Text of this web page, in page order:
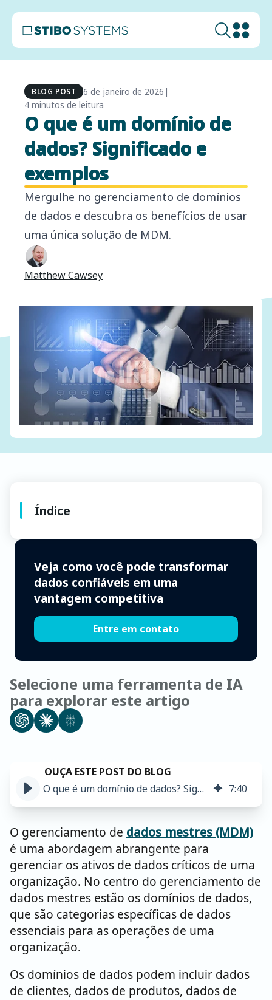
BLOG POST 6 de janeiro de 2026 |
4 minutos de leitura
O que é um domínio de
dados? Significado e
exemplos
Mergulhe no gerenciamento de domínios
de dados e descubra os benefícios de usar
uma única solução de MDM.
Matthew Cawsey
Índice
Veja como você pode transformar
dados confiáveis em uma
vantagem competitiva
Entre em contato
Selecione uma ferramenta de IA
para explorar este artigo
O que é um domínio de dados? Significado e exemplos ➤ 7:40
O gerenciamento de dados mestres (MDM)
é uma abordagem abrangente para
gerenciar os ativos de dados críticos de uma
organização. No centro do gerenciamento de
dados mestres estão os domínios de dados,
que são categorias específicas de dados
essenciais para as operações de uma
organização.
Os domínios de dados podem incluir dados
de clientes, dados de produtos, dados de